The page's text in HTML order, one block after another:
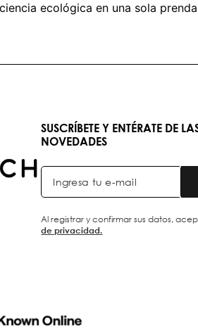
ecológica en una sola
SUSCRÍBETE Y ENTÉRATE DE
NOVEDADES
Al registrar y confirmar sus datos,
de privacidad.